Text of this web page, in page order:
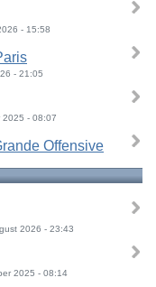
- 15:58
- 21:05
2025 - 08:07
Offensive
2026 - 23:43
2025 - 08:14